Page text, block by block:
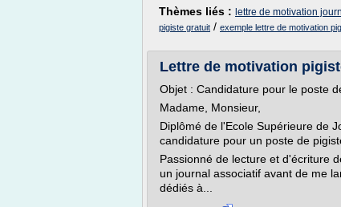
Thèmes liés : lettre de motivation
pigiste gratuit / exemple lettre de motivation
Lettre de motivation
Objet : Candidature pour le poste
Madame, Monsieur,
Diplômé de l'Ecole Supérieure de
candidature pour un poste de
Passionné de lecture et d'écriture
un journal associatif avant de me
dédiés à...